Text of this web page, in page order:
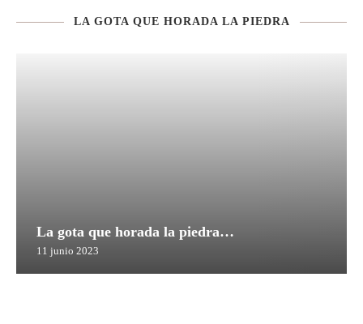
LA GOTA QUE HORADA LA PIEDRA
La gota que horada la piedra…
11 junio 2023